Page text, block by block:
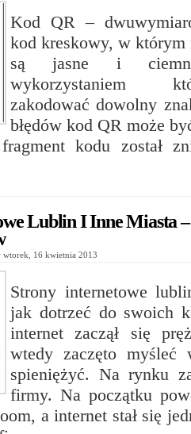
Kod QR –
kod kreskowy, w którym
są jasne i
wykorzystaniem
zakodować dowolny
błędów kod QR może
kodu został
Lublin I Inne Miasta
wtorek, 16 kwietnia 2013
Strony internetowe
jak dotrzeć do swoich
internet zaczął się
wtedy zaczęto
spieniężyć. Na rynku
firmy. Na początku
a internet stał się